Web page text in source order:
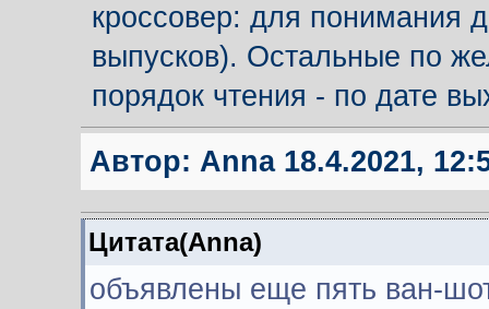
кроссовер: для понимания
выпусков). Остальные по
порядок чтения - по дате
Автор: Anna18.4.2021,
Цитата(Anna)
объявлены еще пять ван-